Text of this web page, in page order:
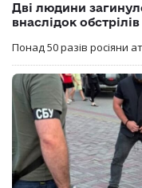
Дві людини
внаслідок
Понад 50 разів росіяни